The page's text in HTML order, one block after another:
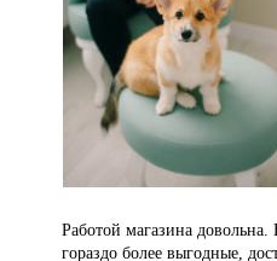
Работой магазина
гораздо более выгодные,